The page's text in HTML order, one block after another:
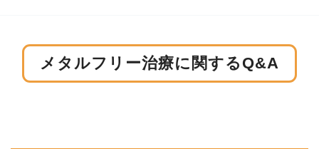
メタルフリー治療に関するQ&A